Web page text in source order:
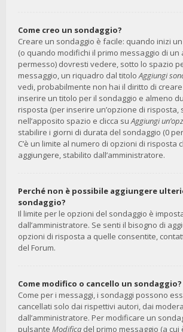
Come creo un sondaggio?
Creare un sondaggio è facile: quando inizi
(o quando modifichi il primo messaggio di un
permesso) dovresti vedere, sotto lo spazio
messaggio, un riquadro dal titoloAggiungi
vedi, probabilmente non hai il diritto di
inserire un titolo per il sondaggio e almeno
risposta (per inserire un’opzione di risposta,
nell’apposito spazio e clicca suAggiungi
stabilire i giorni di durata del sondaggio (0
C’è un limite al numero di opzioni di risposta
aggiungere, stabilito dall’amministratore.
Perché non è possibile aggiungere
sondaggio?
Il limite per le opzioni del sondaggio è
dall’amministratore. Se senti il bisogno di
opzioni di risposta a quelle consentite,
del Forum.
Come modifico o cancello un sondaggio?
Come per i messaggi, i sondaggi possono
cancellati solo dai rispettivi autori, dai
dall’amministratore. Per modificare un
pulsante Modifica del primo messaggio (a cui